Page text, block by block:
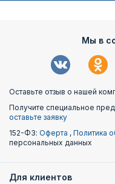
Мы в
Оставьте отзыв о нашей
Получите специальное
оставьте заявку
152-ФЗ: Оферта , Политика
персональных данных
Для клиентов